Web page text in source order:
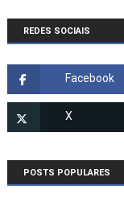
REDES SOCIAIS
POSTS POPULARES